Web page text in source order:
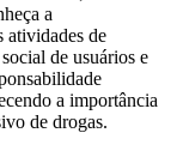
a
atividades de
de usuários e
a importância
de drogas.